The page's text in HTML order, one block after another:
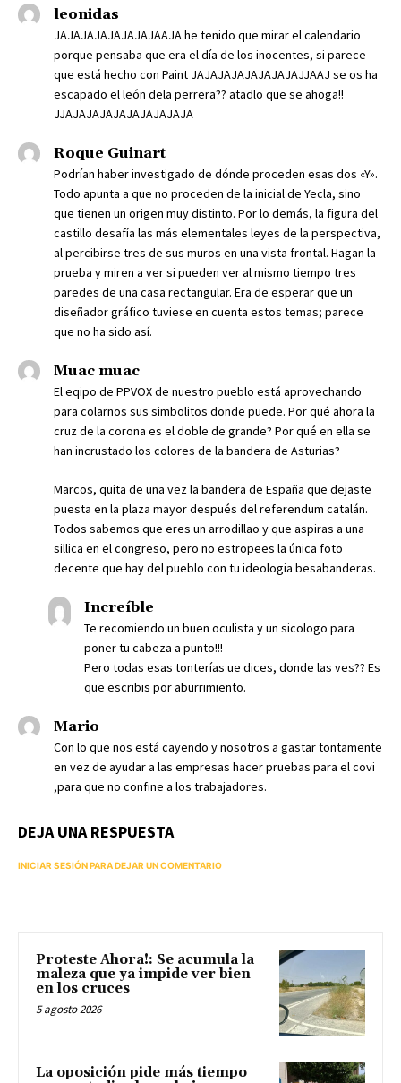
leonidas
JAJAJAJAJAJAJAJAAJA he tenido que mirar el calendario
porque pensaba que era el día de los inocentes, si parece
que está hecho con Paint JAJAJAJAJAJAJAJAJJAAJ se os ha
escapado el león dela perrera?? atadlo que se ahoga!!
JJAJAJAJAJAJAJAJAJAJA
Roque Guinart
Podrían haber investigado de dónde proceden esas dos «Y».
Todo apunta a que no proceden de la inicial de Yecla, sino
que tienen un origen muy distinto. Por lo demás, la figura del
castillo desafía las más elementales leyes de la perspectiva,
al percibirse tres de sus muros en una vista frontal. Hagan la
prueba y miren a ver si pueden ver al mismo tiempo tres
paredes de una casa rectangular. Era de esperar que un
diseñador gráfico tuviese en cuenta estos temas; parece
que no ha sido así.
Muac muac
El eqipo de PPVOX de nuestro pueblo está aprovechando
para colarnos sus simbolitos donde puede. Por qué ahora la
cruz de la corona es el doble de grande? Por qué en ella se
han incrustado los colores de la bandera de Asturias?
Marcos, quita de una vez la bandera de España que dejaste
puesta en la plaza mayor después del referendum catalán.
Todos sabemos que eres un arrodillao y que aspiras a una
sillica en el congreso, pero no estropees la única foto
decente que hay del pueblo con tu ideologia besabanderas.
Increíble
Te recomiendo un buen oculista y un sicologo para
poner tu cabeza a punto!!!
Pero todas esas tonterías ue dices, donde las ves?? Es
que escribis por aburrimiento.
Mario
Con lo que nos está cayendo y nosotros a gastar tontamente
en vez de ayudar a las empresas hacer pruebas para el covi
,para que no confine a los trabajadores.
DEJA UNA RESPUESTA
INICIAR SESIÓN PARA DEJAR UN COMENTARIO
Proteste Ahora!: Se acumula la
maleza que ya impide ver bien
en los cruces
5 agosto 2026
La oposición pide más tiempo